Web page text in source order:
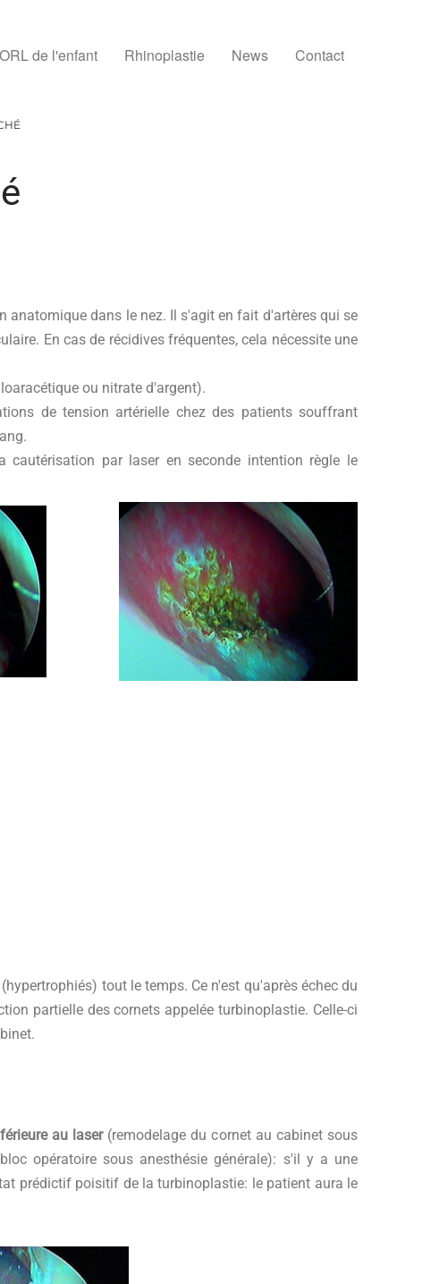
ORL de l'enfant Rhinoplastie News Contact
anatomique dans le nez. Il s'agit en fait d'artères qui se
En cas de récidives fréquentes, cela nécessite une
ou nitrate d'argent).
de tension artérielle chez des patients souffrant
par laser en seconde intention règle le
tout le temps. Ce n'est qu'après échec du
partielle des cornets appelée turbinoplastie. Celle-ci
au laser(remodelage du cornet au cabinet sous
opératoire sous anesthésie générale): s'il y a une
prédictif poisitif de la turbinoplastie: le patient aura le